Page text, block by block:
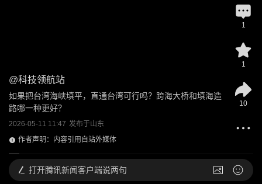
@科技领航站
如果把台湾海峡填平，直通台湾可行吗？跨海大桥和填海造
路哪一种更好？
2026-05-11 11:47 发布于山东
作者声明：内容引用自站外媒体
1
1
10
打开腾讯新闻客户端说两句